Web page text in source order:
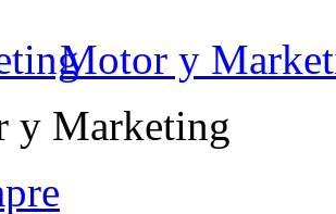
Motor y
y Marketing